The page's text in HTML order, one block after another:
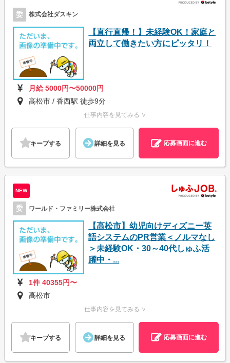
委 株式会社ダスキン
【直行直帰！】未経験OK！家庭と
両立して働きたい方にピッタリ！
月給 5000円〜50000円
高松市 / 香西駅 徒歩9分
仕事内容を見てみる ∨
キープする 詳細を見る 応募画面に進む
NEW
委 ワールド・ファミリー株式会社
【高松市】幼児向けディズニー英
語システムのPR営業＜ノルマなし
＞未経験OK・30～40代しゅふ活
躍中・...
1件 40355円〜
高松市
仕事内容を見てみる ∨
キープする 詳細を見る 応募画面に進む